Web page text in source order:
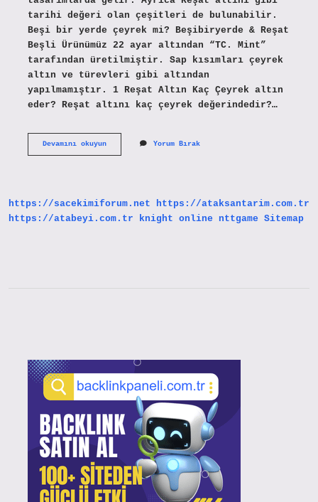
tarihi değeri olan çeşitleri de bulunabilir.
Beşi bir yerde çeyrek mi? Beşibiryerde & Reşat
Beşli Ürünümüz 22 ayar altından “TC. Mint”
tarafından üretilmiştir. Sap kısımları çeyrek
altın ve türevleri gibi altından
yapılmamıştır. 1 Reşat Altın Kaç Çeyrek altın
eder? Reşat altını kaç çeyrek değerindedir?…
Devamını okuyunBeşi
Var
Yorum Bırak
https://sacekimiforum.net
https://ataksantarim.com.tr
https://atabeyi.com.tr
knight online nttgame Sitemap